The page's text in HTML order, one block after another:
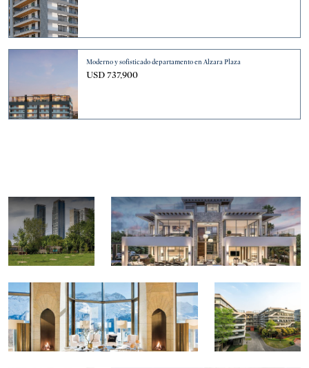
Moderno y sofisticado departamento en Alzara Plaza
USD 737,900